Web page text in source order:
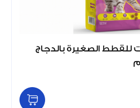
للقطط الصغيرة بالدجاج